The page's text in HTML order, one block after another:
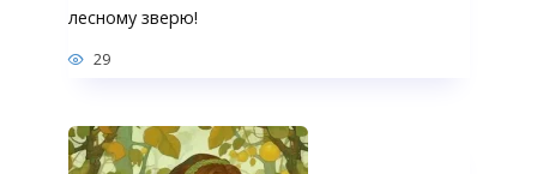
лесному зверю!
29